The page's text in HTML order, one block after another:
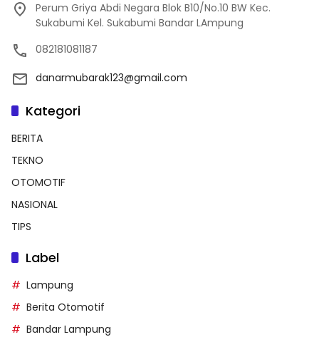
Perum Griya Abdi Negara Blok B10/No.10 BW Kec.
Sukabumi Kel. Sukabumi Bandar LAmpung
082181081187
danarmubarak123@gmail.com
Kategori
BERITA
TEKNO
OTOMOTIF
NASIONAL
TIPS
Label
Lampung
Berita Otomotif
Bandar Lampung